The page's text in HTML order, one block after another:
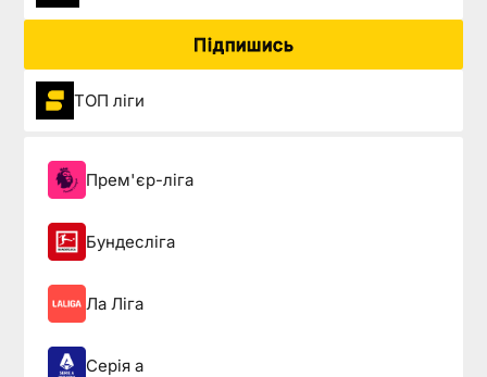
Підпишись
ТОП ліги
Прем'єр-ліга
Бундесліга
Ла Ліга
Серія а